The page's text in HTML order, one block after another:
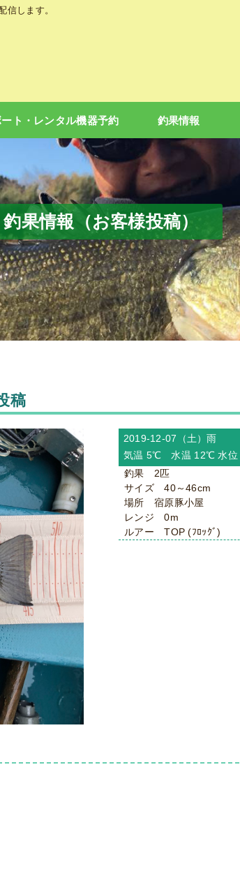
信します。
ト・レンタル機器予約 釣果情報
釣果情報（お客様投稿）
稿
2019-12-07（土）雨
気温 5℃ 水温 12℃ 水
釣果 2匹
サイズ 40～46cm
場所 宿原豚小屋
レンジ 0m
ルアー TOP (ﾌﾛｯｸﾞ)